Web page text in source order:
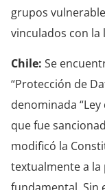
grupos
vinculados con la
Chile: Se
“Protección de
denominada
que fue
modificó la
textualmente a